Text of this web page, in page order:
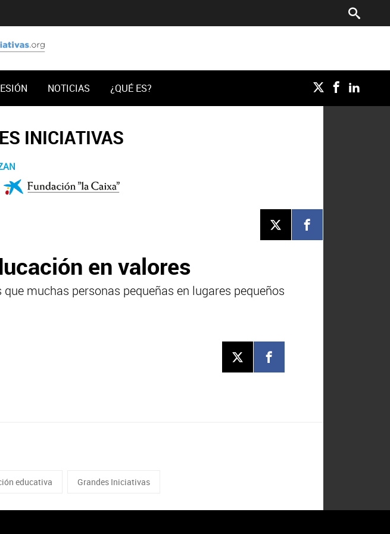
NOTICIAS ¿QUÉ ES?
INICIATIVAS
en valores
muchas personas pequeñas en lugares pequeños
educativa Grandes Iniciativas